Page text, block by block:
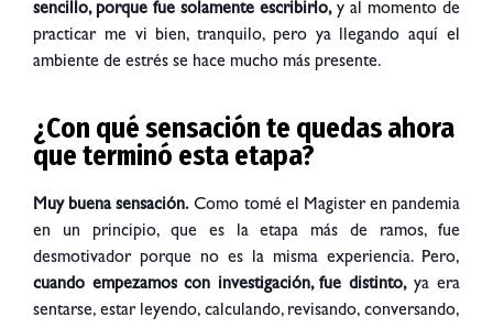
sencillo, porque fue solamente escribirlo,y al momento de
practicar me vi bien, tranquilo, pero ya llegando aquí el
ambiente de estrés se hace mucho más presente.
¿Con qué sensación te quedas ahora
que terminó esta etapa?
Muy buena sensación. Como tomé el Magister en pandemia
en un principio, que es la etapa más de ramos, fue
desmotivador porque no es la misma experiencia. Pero,
cuando empezamos con investigación, fue distinto,ya era
sentarse, estar leyendo, calculando, revisando, conversando,